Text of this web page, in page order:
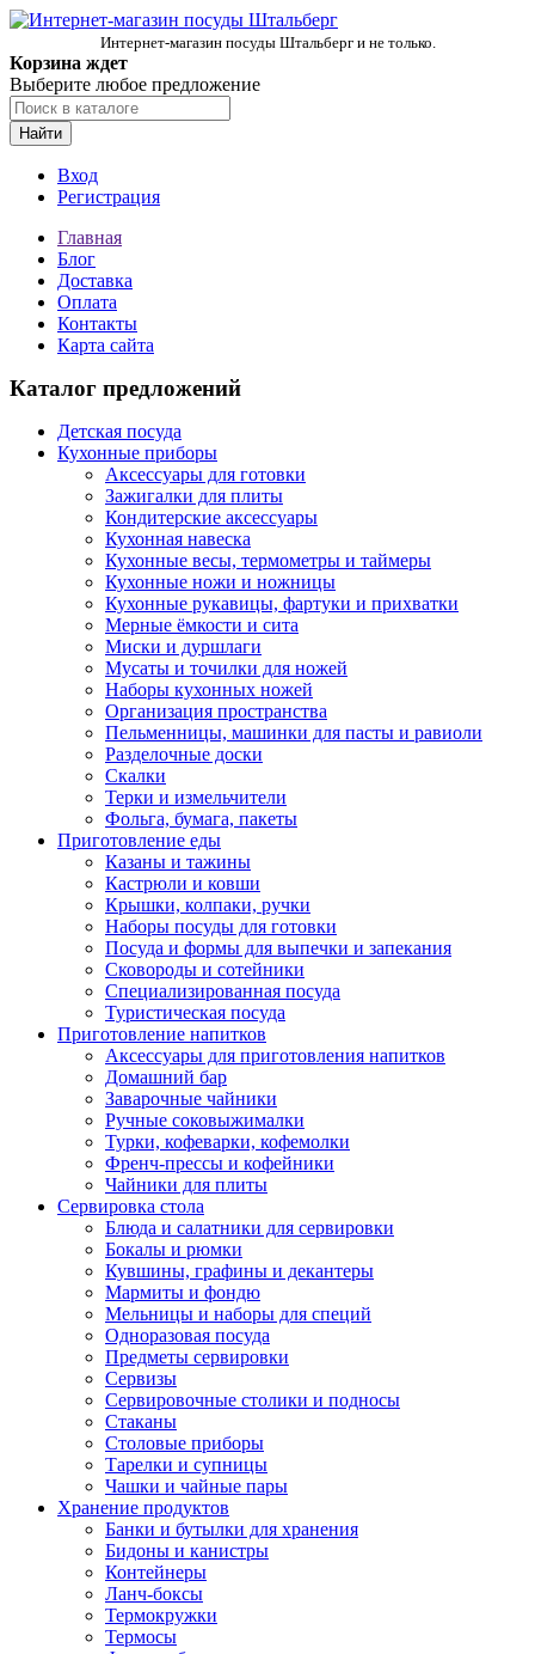
Интернет-магазин посуды Штальберг и не только.
Корзина ждет
Выберите любое предложение
Найти
Вход
Регистрация
Главная
Блог
Доставка
Оплата
Контакты
Карта сайта
Каталог предложений
Детская посуда
Кухонные приборы
Аксессуары для готовки
Зажигалки для плиты
Кондитерские аксессуары
Кухонная навеска
Кухонные весы, термометры и таймеры
Кухонные ножи и ножницы
Кухонные рукавицы, фартуки и прихватки
Мерные ёмкости и сита
Миски и дуршлаги
Мусаты и точилки для ножей
Наборы кухонных ножей
Организация пространства
Пельменницы, машинки для пасты и равиоли
Разделочные доски
Скалки
Терки и измельчители
Фольга, бумага, пакеты
Приготовление еды
Казаны и тажины
Кастрюли и ковши
Крышки, колпаки, ручки
Наборы посуды для готовки
Посуда и формы для выпечки и запекания
Сковороды и сотейники
Специализированная посуда
Туристическая посуда
Приготовление напитков
Аксессуары для приготовления напитков
Домашний бар
Заварочные чайники
Ручные соковыжималки
Турки, кофеварки, кофемолки
Френч-прессы и кофейники
Чайники для плиты
Сервировка стола
Блюда и салатники для сервировки
Бокалы и рюмки
Кувшины, графины и декантеры
Мармиты и фондю
Мельницы и наборы для специй
Одноразовая посуда
Предметы сервировки
Сервизы
Сервировочные столики и подносы
Стаканы
Столовые приборы
Тарелки и супницы
Чашки и чайные пары
Хранение продуктов
Банки и бутылки для хранения
Бидоны и канистры
Контейнеры
Ланч-боксы
Термокружки
Термосы